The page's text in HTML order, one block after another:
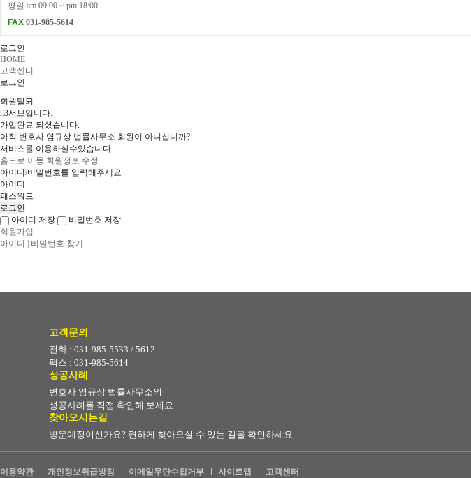
평일 am 09:00 ~ pm 18:00
FAX 031-985-5614
로그인
HOME
고객센터
로그인
회원탈퇴
h3서브입니다.
가입완료 되셨습니다.
아직 변호사 염규상 법률사무소 회원이 아니십니까?
서비스를 이용하실수있습니다.
홈으로 이동 회원정보 수정
아이디/비밀번호를 입력해주세요
아이디
패스워드
아이디 저장
비밀번호 저장
회원가입
아이디 | 비밀번호 찾기
고객문의
전화 : 031-985-5533 / 5612
팩스 : 031-985-5614
성공사례
변호사 염규상 법률사무소의
성공사례를 직접 확인해 보세요.
찾아오시는길
방문예정이신가요? 편하게 찾아오실 수 있는 길을 확인하세요.
이용약관 개인정보취급방침 이메일무단수집거부 사이트맵 고객센터